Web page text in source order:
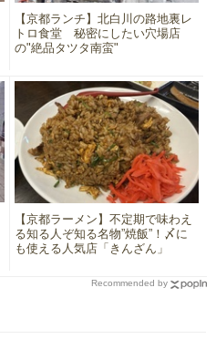
【京都ランチ】北白川の路地裏レ
トロ食堂 秘密にしたい穴場店
の"絶品タツタ南蛮"
【京都ラーメン】不定期で味わえ
る知る人ぞ知る名物”焼飯”！〆に
も使える人気店「きんざん」
Recommended by